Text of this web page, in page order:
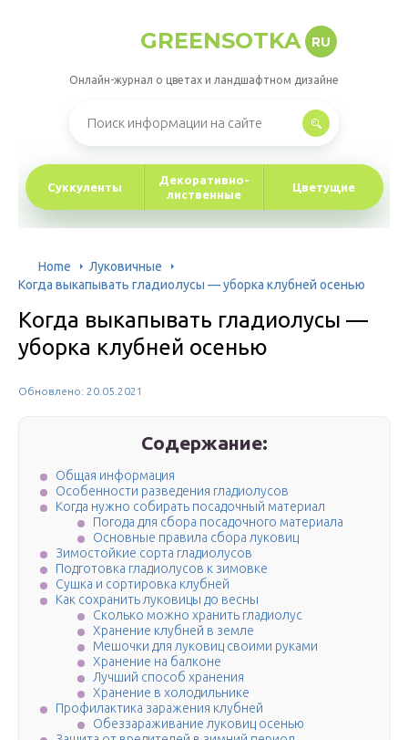
GREENSOTKA RU
Онлайн-журнал о цветах и ландшафтном дизайне
Суккуленты
Декоративно-
лиственные
Цветущие
Home
Луковичные
Когда выкапывать гладиолусы — уборка клубней осенью
Когда выкапывать гладиолусы —
уборка клубней осенью
Обновлено: 20.05.2021
Содержание:
Общая информация
Особенности разведения гладиолусов
Когда нужно собирать посадочный материал
Погода для сбора посадочного материала
Основные правила сбора луковиц
Зимостойкие сорта гладиолусов
Подготовка гладиолусов к зимовке
Сушка и сортировка клубней
Как сохранить луковицы до весны
Сколько можно хранить гладиолус
Хранение клубней в земле
Мешочки для луковиц своими руками
Хранение на балконе
Лучший способ хранения
Хранение в холодильнике
Профилактика заражения клубней
Обеззараживание луковиц осенью